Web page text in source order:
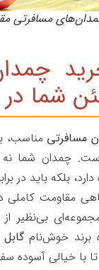
مسافرتی
چمدان
در
مناسب، یکی
شما نه تنها
باید در برابر
کاملی
بی‌نظیر از
خوش‌نامگابل (Gabol) اسپانیا
خیالی آسوده سفر